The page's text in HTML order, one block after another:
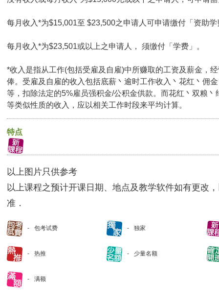
每月收入*为$15,001至 $23,500之申请人可申请缴付「资助学
每月收入*为$23,501或以上之申请人， 须缴付「学费」。
*收入是指从工作(包括受雇及自雇)中所赚取的工资及薪金，
俸。受雇及自雇的收入包括底薪丶逾时工作收入丶花红丶佣
等，扣除法定的5%雇员强积金/公积金供款。而花红丶双粮丶
等类似性质的收入，应以相关工作时段来平均计算。
特点
以上图片只供参考
以上课程之预计开课日期、地点及教学软件如有更改
准．
包考试费 独家
热推 少量名额
满额